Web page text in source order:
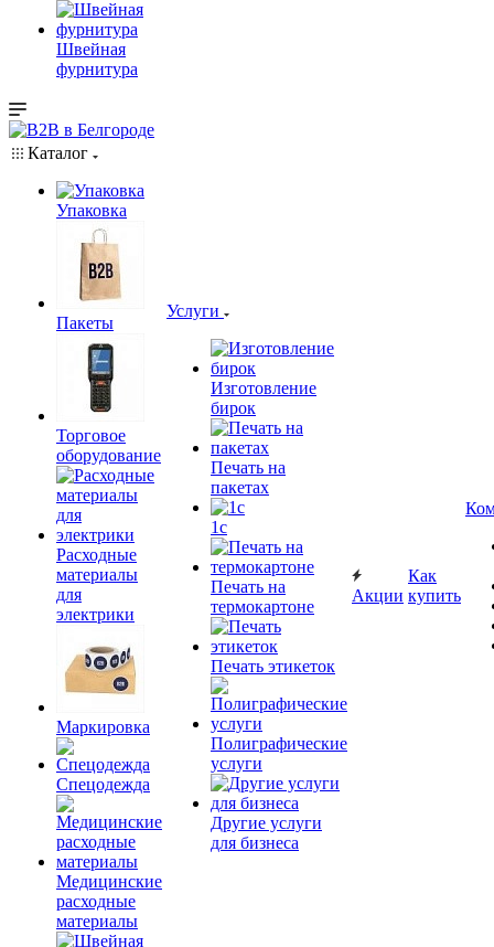
Швейная
фурнитура
Каталог
Упаковка
Пакеты
Торговое
оборудование
Расходные
материалы
для
электрики
Маркировка
Спецодежда
Медицинские
расходные
материалы
Услуги
Изготовление
бирок
Печать на
пакетах
1c
Печать на
термокартоне
Печать этикеток
Полиграфические
услуги
Другие услуги
для бизнеса
Акции
Как
купить